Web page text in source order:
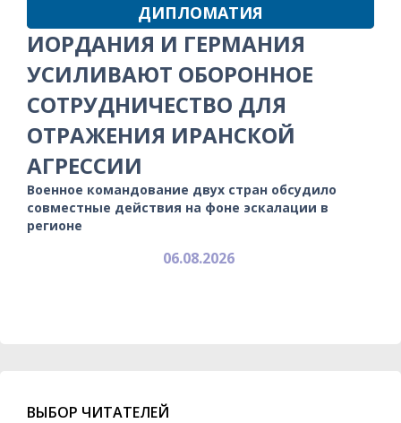
ДИПЛОМАТИЯ
ИОРДАНИЯ И ГЕРМАНИЯ
УСИЛИВАЮТ ОБОРОННОЕ
СОТРУДНИЧЕСТВО ДЛЯ
ОТРАЖЕНИЯ ИРАНСКОЙ
АГРЕССИИ
Военное командование двух стран обсудило
совместные действия на фоне эскалации в
регионе
06.08.2026
ВЫБОР ЧИТАТЕЛЕЙ